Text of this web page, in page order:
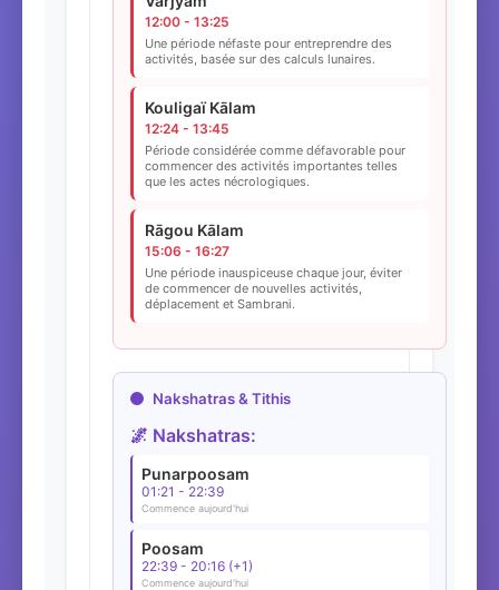
12:00 - 13:25
Une période néfaste pour entreprendre des
activités, basée sur des calculs lunaires.
Kouligaï Kālam
12:24 - 13:45
Période considérée comme défavorable pour
commencer des activités importantes telles
que les actes nécrologiques.
Rāgou Kālam
15:06 - 16:27
Une période inauspiceuse chaque jour, éviter
de commencer de nouvelles activités,
déplacement et Sambrani.
Nakshatras & Tithis
🌌 Nakshatras:
Punarpoosam
01:21 - 22:39
Commence aujourd'hui
Poosam
22:39 - 20:16 (+1)
Commence aujourd'hui